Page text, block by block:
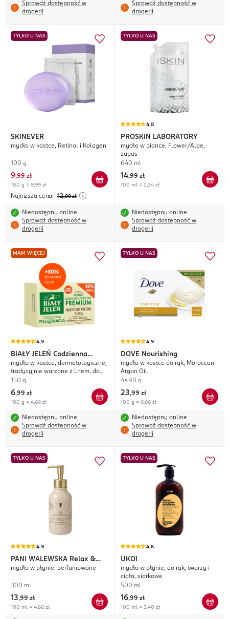
Sprawdź dostępność w
drogerii
Sprawdź dostępność w
drogerii
TYLKO U NAS
SKINEVER
mydło w kostce, Retinol i Kolagen
100 g
9,99 zł
100 g = 9,99 zł
Najniższa cena: 12,99 zł
Niedostępny online
Sprawdź dostępność w
drogerii
TYLKO U NAS
4,8
PROSKIN LABORATORY
mydło w piance, Flower/Aloe,
zapas
640 ml
14,99 zł
100 ml = 2,34 zł
Niedostępny online
Sprawdź dostępność w
drogerii
MAM WIĘCEJ
4,9
BIAŁY JELEŃ Codzienna
Pielęgnacja
mydło w kostce, dermatologiczne,
tradycyjnie warzone z Lnem, do
skóry wrażliwej
150 g
6,99 zł
100 g = 4,66 zł
Niedostępny online
Sprawdź dostępność w
drogerii
TYLKO U NAS
4,9
DOVE Nourishing
mydło w kostce do rąk, Moroccan
Argan Oil,
4x90 g
23,99 zł
100 g = 6,66 zł
Niedostępny online
Sprawdź dostępność w
drogerii
TYLKO U NAS
4,9
PANI WALEWSKA Relax &
Glow
mydło w płynie, perfumowane
300 ml
13,99 zł
100 ml = 4,66 zł
TYLKO U NAS
4,6
UKOI
mydło w płynie, do rąk, twarzy i
ciała, siarkowe
500 ml
16,99 zł
100 ml = 3,40 zł